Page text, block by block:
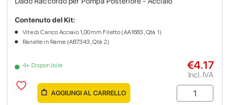
4+ Disponibile
Contenuto del Kit:
Vite di Carico Acciaio 1,00mm Filetto (AA1683 , Qtà 1)
Ranelle in Rame (AB7343 , Qtà 2)
€4.17
Incl. IVA
AGGIUNGI AL CARRELLO